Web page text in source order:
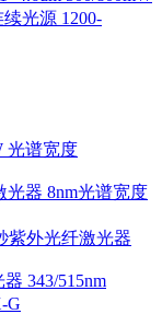
光源 1200-
光谱宽度
光器 8nm光谱宽度
紫外光纤激光器
343/515nm
G